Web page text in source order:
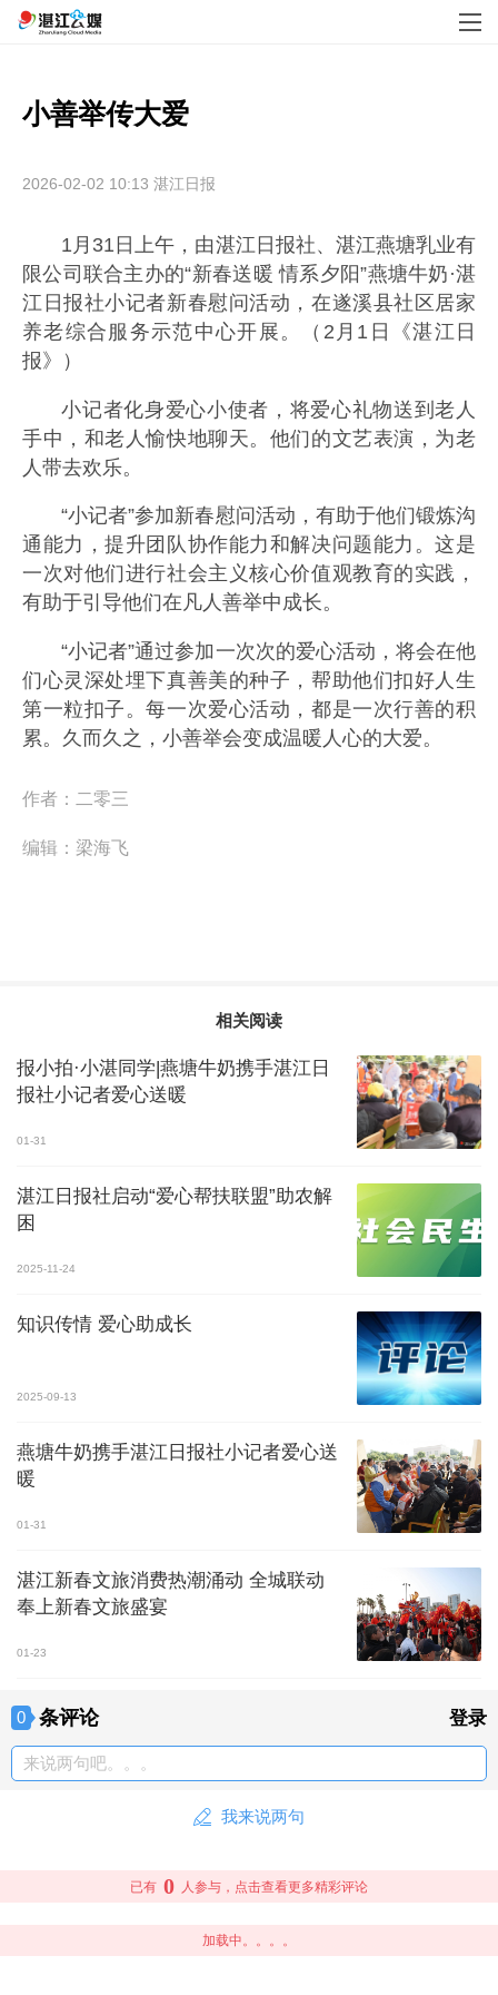
小善举传大爱
2026-02-02 10:13 湛江日报
1月31日上午，由湛江日报社、湛江燕塘乳业有
限公司联合主办的“新春送暖 情系夕阳”燕塘牛奶·湛
江日报社小记者新春慰问活动，在遂溪县社区居家
养老综合服务示范中心开展。（2月1日《湛江日
报》）
小记者化身爱心小使者，将爱心礼物送到老人
手中，和老人愉快地聊天。他们的文艺表演，为老
人带去欢乐。
“小记者”参加新春慰问活动，有助于他们锻炼沟
通能力，提升团队协作能力和解决问题能力。这是
一次对他们进行社会主义核心价值观教育的实践，
有助于引导他们在凡人善举中成长。
“小记者”通过参加一次次的爱心活动，将会在他
们心灵深处埋下真善美的种子，帮助他们扣好人生
第一粒扣子。每一次爱心活动，都是一次行善的积
累。久而久之，小善举会变成温暖人心的大爱。
作者： 二零三
编辑： 梁海飞
相关阅读
报小拍·小湛同学|燕塘牛奶携手湛江日
报社小记者爱心送暖
01-31
湛江日报社启动“爱心帮扶联盟”助农解
困
2025-11-24
知识传情 爱心助成长
2025-09-13
燕塘牛奶携手湛江日报社小记者爱心送
暖
01-31
湛江新春文旅消费热潮涌动 全城联动
奉上新春文旅盛宴
01-23
0 条评论 登录
来说两句吧。。。
我来说两句
已有 0 人参与，点击查看更多精彩评论
加载中。。。。